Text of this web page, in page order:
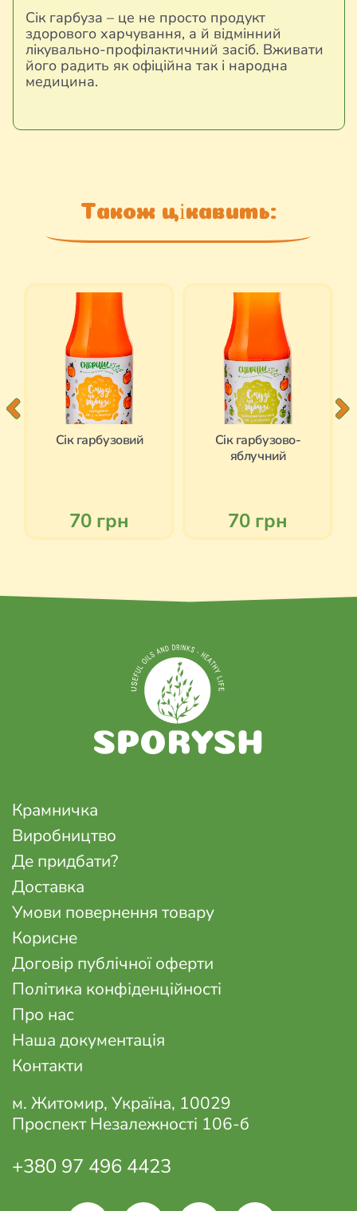
Сік гарбуза – це не просто продукт
здорового харчування, а й відмінний
лікувально-профілактичний засіб. Вживати
його радить як офіційна так і народна
медицина.
Також цікавить:
Cік гарбузовий
70 грн
Ciк гарбузово-
яблучний
70 грн
Крамничка
Виробництво
Де придбати?
Доставка
Умови повернення товару
Корисне
Договір публічної оферти
Політика конфіденційності
Про нас
Наша документація
Контакти
м. Житомир, Україна, 10029
Проспект Незалежності 106-б
+380 97 496 4423